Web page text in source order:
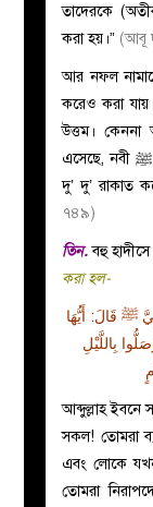
তাদেরকে
করা হয়।” (আবূ
আর নফল
করেও করা
উত্তম। কেননা
এসেছে, নবী ﷺ বলেছেন, صَلاَةُ اللَّيْلِ مَثْنَى مَثْنَى রাতের নামায
দু’ দু’ রাকাত
৭৪৯)
তিন.বহু
করা হল-
ﷺ قَالَ: أَيُّهَا
بِاللَّيْلِ
আব্দুল্লাহ ইবনে
সকল! তোমরা
এবং লোকে
তোমরা